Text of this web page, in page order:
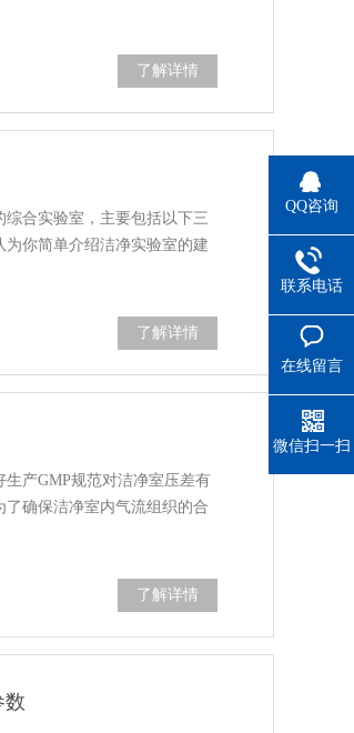
了解详情
合实验室，主要包括以下三
你简单介绍洁净实验室的建
了解详情
产GMP规范对洁净室压差有
确保洁净室内气流组织的合
了解详情
数
QQ咨询
联系电话
在线留言
微信扫一扫